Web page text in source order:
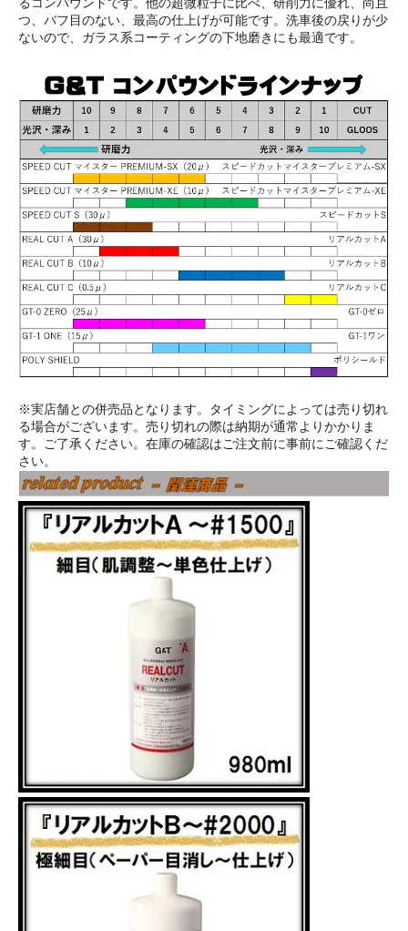
つ、バフ目のない、最高の仕上げが可能です。洗車後の戻りが少
ないので、ガラス系コーティングの下地磨きにも最適です。
※実店舗との併売品となります。タイミングによっては売り切れ
る場合がございます。売り切れの際は納期が通常よりかかりま
す。ご了承ください。在庫の確認はご注文前に事前にご確認くだ
さい。